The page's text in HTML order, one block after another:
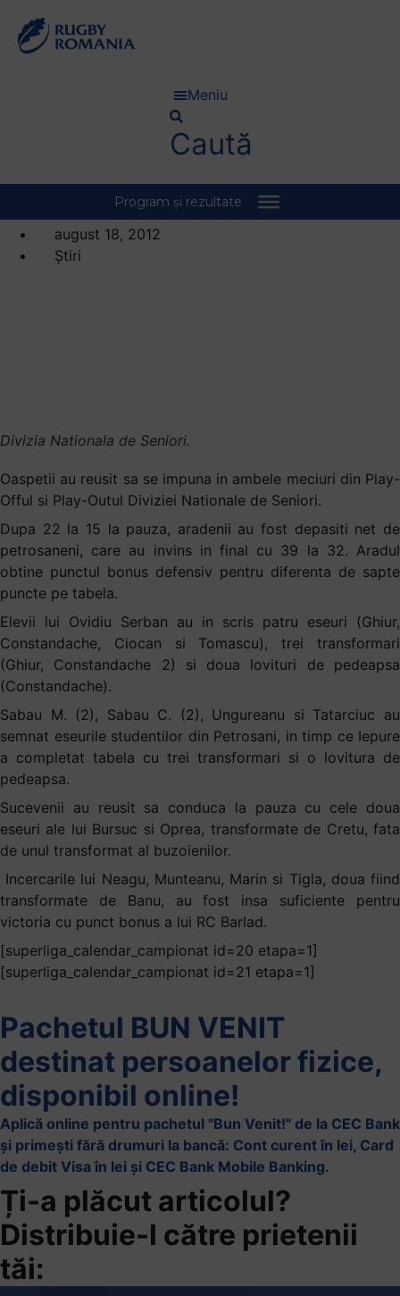
Meniu
Caută
august 18, 2012
Știri
Divizia Nationala de Seniori.
Oaspetii au reusit sa se impuna in ambele meciuri din Play-
Offul si Play-Outul Diviziei Nationale de Seniori.
Dupa 22 la 15 la pauza, aradenii au fost depasiti net de
petrosaneni, care au invins in final cu 39 la 32. Aradul
obtine punctul bonus defensiv pentru diferenta de sapte
puncte pe tabela.
Elevii lui Ovidiu Serban au in scris patru eseuri (Ghiur,
Constandache, Ciocan si Tomascu), trei transformari
(Ghiur, Constandache 2) si doua lovituri de pedeapsa
(Constandache).
Sabau M. (2), Sabau C. (2), Ungureanu si Tatarciuc au
semnat eseurile studentilor din Petrosani, in timp ce Iepure
a completat tabela cu trei transformari si o lovitura de
pedeapsa.
Sucevenii au reusit sa conduca la pauza cu cele doua
eseuri ale lui Bursuc si Oprea, transformate de Cretu, fata
de unul transformat al buzoienilor.
Incercarile lui Neagu, Munteanu, Marin si Tigla, doua fiind
transformate de Banu, au fost insa suficiente pentru
victoria cu punct bonus a lui RC Barlad.
[superliga_calendar_campionat id=20 etapa=1]
[superliga_calendar_campionat id=21 etapa=1]
Pachetul BUN VENIT
destinat persoanelor fizice,
disponibil online!
Aplică online pentru pachetul "Bun Venit!" de la CEC Bank
și primești fără drumuri la bancă: Cont curent în lei, Card
de debit Visa în lei și CEC Bank Mobile Banking.​
Ți-a plăcut articolul?
Distribuie-l către prietenii
tăi: